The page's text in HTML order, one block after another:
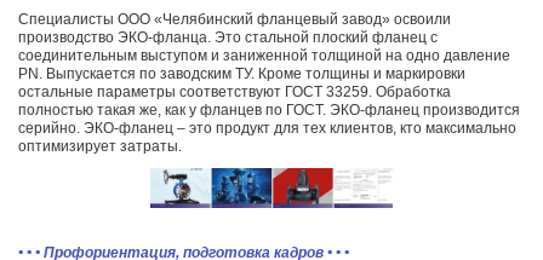
Специалисты ООО «Челябинский фланцевый завод» освоили
производство ЭКО-фланца. Это стальной плоский фланец с
соединительным выступом и заниженной толщиной на одно давление
PN. Выпускается по заводским ТУ. Кроме толщины и маркировки
остальные параметры соответствуют ГОСТ 33259. Обработка
полностью такая же, как у фланцев по ГОСТ. ЭКО-фланец производится
серийно. ЭКО-фланец – это продукт для тех клиентов, кто максимально
оптимизирует затраты.
• • • Профориентация, подготовка кадров • • •